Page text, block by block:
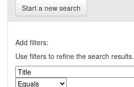
Start a new search
Add filters:
Use filters to refine the search results.